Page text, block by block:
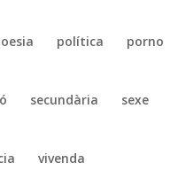
política porno
secundària sexe
vivenda